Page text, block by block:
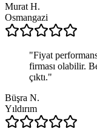
Murat H.
Osmangazi
"Fiyat
firması olabilir.
çıktı."
Büşra N.
Yıldırım